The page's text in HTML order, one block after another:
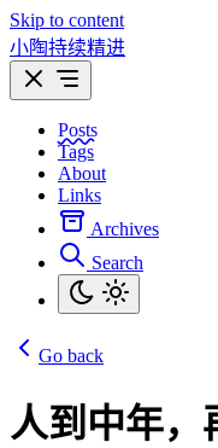
Skip to content
小陶持续精进
Posts
Tags
About
Links
Archives
Search
Go back
人到中年，